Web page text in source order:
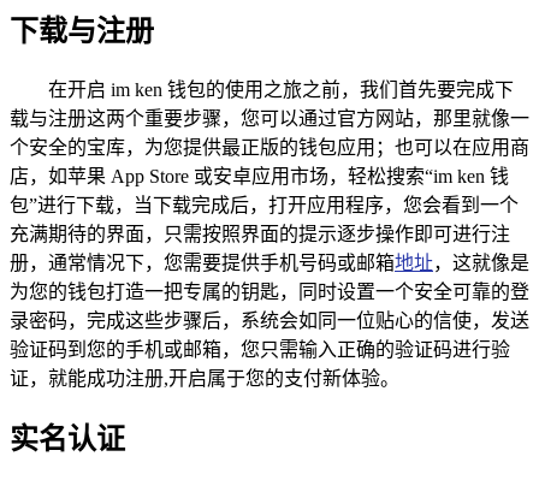
下载与注册
在开启 im ken 钱包的使用之旅之前，我们首先要完成下
载与注册这两个重要步骤，您可以通过官方网站，那里就像一
个安全的宝库，为您提供最正版的钱包应用；也可以在应用商
店，如苹果 App Store 或安卓应用市场，轻松搜索“im ken 钱
包”进行下载，当下载完成后，打开应用程序，您会看到一个
充满期待的界面，只需按照界面的提示逐步操作即可进行注
册，通常情况下，您需要提供手机号码或邮箱地址，这就像是
为您的钱包打造一把专属的钥匙，同时设置一个安全可靠的登
录密码，完成这些步骤后，系统会如同一位贴心的信使，发送
验证码到您的手机或邮箱，您只需输入正确的验证码进行验
证，就能成功注册,开启属于您的支付新体验。
实名认证